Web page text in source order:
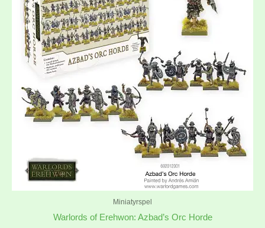
Miniatyrspel
Warlords of Erehwon: Azbad’s Orc Horde